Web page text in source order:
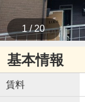
1 / 20
基本情報
賃料